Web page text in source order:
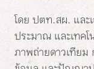
โดย ปตท.สผ. แล
ประมาณ และเทค
ภาพถ่ายดาวเทียม